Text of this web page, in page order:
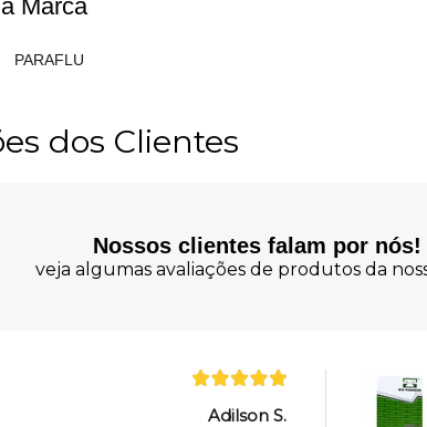
Marca
PARAFLU
dos Clientes
Nossos clientes falam por nós!
veja algumas avaliações de produtos da
Adilson S.